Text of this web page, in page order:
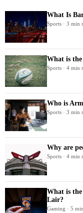
What Is
Sports · 3 min
What is
Sports · 4 min
Who is
Sports · 3 min
Why are
Sports · 4 min
What is
Lair?
Gaming · 5